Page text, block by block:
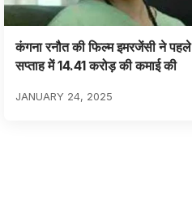
कंगना रनौत की फिल्म इमरजेंसी ने पहले
सप्ताह में 14.41 करोड़ की कमाई की
JANUARY 24, 2025